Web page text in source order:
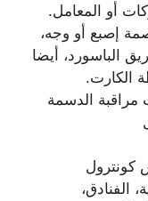
أو المعامل.
إصبع أو وجه،
الباسورد، أيضا
الكارت.
مراقبة الدسمة
كونترول
الفنادق،